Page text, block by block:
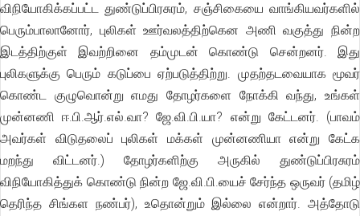
விநியோகிக்கப்பட்ட துண்டுப்பிரசுரம், சஞ்சிகையை வாங்கியவர்களில்
பெரும்பாலானோர், புலிகள் ஊர்வலத்திற்கென அணி வகுத்து நின்ற
இடத்திற்குள் இவற்றினை தம்முடன் கொண்டு சென்றனர். இது
புலிகளுக்கு பெரும் கடுப்பை ஏற்படுத்திற்று. முதற்தடவையாக மூவர்
கொண்ட குழுவொன்று எமது தோழர்களை நோக்கி வந்து, உங்கள்
முன்னணி ஈ.பி.ஆர்.எல்.வா? ஜே.வி.பி.யா? என்று கேட்டனர். (பாவம்
அவர்கள் விடுதலைப் புலிகள் மக்கள் முன்னணியா என்று கேட்க
மறந்து விட்டனர்.) தோழர்களிற்கு அருகில் துண்டுப்பிரசுரம்
விநியோகித்துக் கொண்டு நின்ற ஜே.வி.பி.யைச் சேர்ந்த ஒருவர் (தமிழ்
தெரிந்த சிங்கள நண்பர்), உதொன்றும் இல்லை என்றார். அத்தோடு